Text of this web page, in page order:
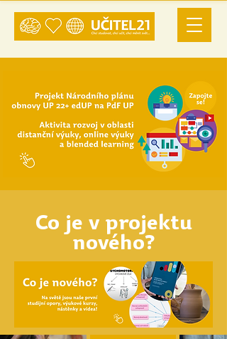
Co je v projektu
nového?